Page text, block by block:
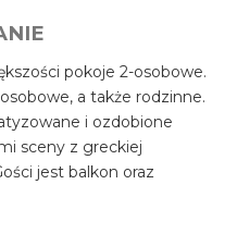
pokoje 2-osobowe.
a także rodzinne.
i ozdobione
sceny z greckiej
jest balkon oraz